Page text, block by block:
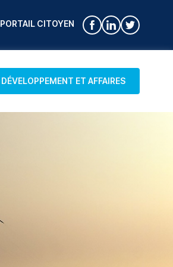
PORTAIL CITOYEN
DÉVELOPPEMENT ET AFFAIRES